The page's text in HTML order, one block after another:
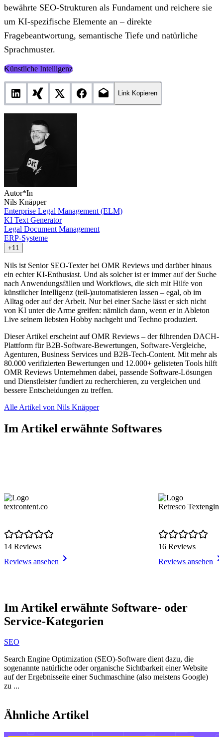
bewährte SEO-Strukturen als Fundament und reichere sie
um KI-spezifische Elemente an – direkte
Fragebeantwortung, semantische Tiefe und natürliche
Sprachmuster.
Künstliche Intelligenz
Link Kopieren
Autor*In
Nils Knäpper
Enterprise Legal Management (ELM)
KI Text Generator
Legal Document Management
ERP-Systeme
+11
Nils ist Senior SEO-Texter bei OMR Reviews und darüber hinaus
ein echter KI-Enthusiast. Und als solcher ist er immer auf der Suche
nach Anwendungsfällen und Workflows, die sich mit Hilfe von
künstlicher Intelligenz (teil-)automatisieren lassen – egal, ob im
Alltag oder auf der Arbeit. Nur bei einer Sache lässt er sich nicht
von KI unter die Arme greifen: nämlich dann, wenn er in Ableton
Live seinem liebsten Hobby nachgeht und Techno produziert.
Dieser Artikel erscheint auf OMR Reviews – der führenden DACH-
Plattform für B2B-Software-Bewertungen, Software-Vergleiche,
Agenturen, Business Services und B2B-Tech-Content. Mit mehr als
80.000 verifizierten Bewertungen und 12.000+ gelisteten Tools hilft
OMR Reviews Unternehmen dabei, passende Software-Lösungen
und Dienstleister fundiert zu recherchieren, zu vergleichen und
bessere Entscheidungen zu treffen.
Alle Artikel von Nils Knäpper
Im Artikel erwähnte Softwares
textcontent.co
14 Reviews
Reviews ansehen
Retresco Textengine
16 Reviews
Reviews ansehen
1
of
7
Im Artikel erwähnte Software- oder
Service-Kategorien
SEO
Search Engine Optimization (SEO)-Software dient dazu, die
sogenannte natürliche oder organische Sichtbarkeit einer Website
auf der Ergebnisseite einer Suchmaschine (also meistens Google)
zu ...
1
of
Ähnliche Artikel